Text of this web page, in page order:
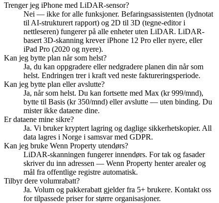
Trenger jeg iPhone med LiDAR-sensor?
Nei — ikke for alle funksjoner. Befaringsassistenten (lydnotat
til AI-strukturert rapport) og 2D til 3D (tegne-editor i
nettleseren) fungerer på alle enheter uten LiDAR. LiDAR-
basert 3D-skanning krever iPhone 12 Pro eller nyere, eller
iPad Pro (2020 og nyere).
Kan jeg bytte plan når som helst?
Ja, du kan oppgradere eller nedgradere planen din når som
helst. Endringen trer i kraft ved neste faktureringsperiode.
Kan jeg bytte plan eller avslutte?
Ja, når som helst. Du kan fortsette med Max (kr 999/mnd),
bytte til Basis (kr 350/mnd) eller avslutte — uten binding. Du
mister ikke dataene dine.
Er dataene mine sikre?
Ja. Vi bruker kryptert lagring og daglige sikkerhetskopier. All
data lagres i Norge i samsvar med GDPR.
Kan jeg bruke Wenn Property utendørs?
LiDAR-skanningen fungerer innendørs. For tak og fasader
skriver du inn adressen — Wenn Property henter arealer og
mål fra offentlige registre automatisk.
Tilbyr dere volumrabatt?
Ja. Volum og pakkerabatt gjelder fra 5+ brukere. Kontakt oss
for tilpassede priser for større organisasjoner.